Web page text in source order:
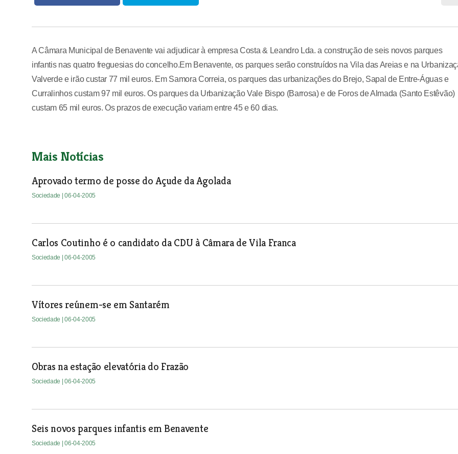
A Câmara Municipal de Benavente vai adjudicar à empresa Costa & Leandro Lda. a construção de seis novos parques
infantis nas quatro freguesias do concelho.Em Benavente, os parques serão construídos na Vila das Areias e na
Valverde e irão custar 77 mil euros. Em Samora Correia, os parques das urbanizações do Brejo, Sapal de Entre-Águas e
Curralinhos custam 97 mil euros. Os parques da Urbanização Vale Bispo (Barrosa) e de Foros de Almada (Santo Estêvão)
custam 65 mil euros. Os prazos de execução variam entre 45 e 60 dias.
Mais Notícias
Aprovado termo de posse do Açude da Agolada
Sociedade | 06-04-2005
Carlos Coutinho é o candidato da CDU à Câmara de Vila Franca
Sociedade | 06-04-2005
Vítores reúnem-se em Santarém
Sociedade | 06-04-2005
Obras na estação elevatória do Frazão
Sociedade | 06-04-2005
Seis novos parques infantis em Benavente
Sociedade | 06-04-2005